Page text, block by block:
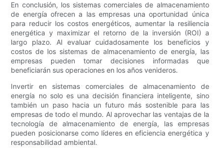
En conclusión, los sistemas comerciales de almacenamiento
de energía ofrecen a las empresas una oportunidad única
para reducir los costos energéticos, aumentar la resiliencia
energética y maximizar el retorno de la inversión (ROI) a
largo plazo. Al evaluar cuidadosamente los beneficios y
costos de los sistemas de almacenamiento de energía, las
empresas pueden tomar decisiones informadas que
beneficiarán sus operaciones en los años venideros.
Invertir en sistemas comerciales de almacenamiento de
energía no solo es una decisión financiera inteligente, sino
también un paso hacia un futuro más sostenible para las
empresas de todo el mundo. Al aprovechar las ventajas de la
tecnología de almacenamiento de energía, las empresas
pueden posicionarse como líderes en eficiencia energética y
responsabilidad ambiental.